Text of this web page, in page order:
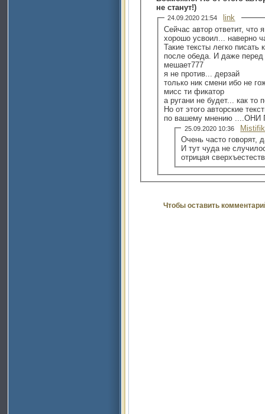
не станут!)
24.09.2020 21:54
link
Сейчас автор ответит, что
хорошо усвоил... наверно
Такие тексты легко
после обеда. И даже перед
мешает777
я не против... дерзай
только ник смени ибо не
мисс ти фикатор
а ругани не будет... как то
Но от этого авторские
по вашему мнению
25.09.2020 10:36
Очень часто говорят,
И тут чуда не
отрицая
Чтобы оставить